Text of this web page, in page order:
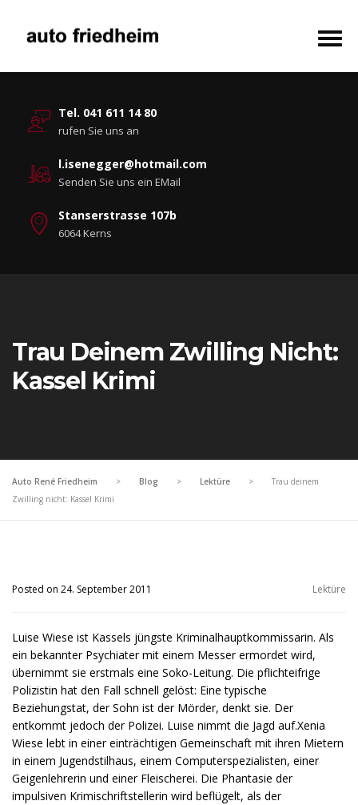
Tel. 041 611 14 80
rufen Sie uns an
l.isenegger@hotmail.com
Senden Sie uns ein EMail
Stanserstrasse 107b
6064 Kerns
Trau Deinem Zwilling Nicht:
Kassel Krimi
Auto René Friedheim > Blog > Lektüre >
Trau deinem
Zwilling nicht: Kassel Krimi
Posted on 24. September 2011 Lektüre
Luise Wiese ist Kassels jüngste Kriminalhauptkommissarin. Als
ein bekannter Psychiater mit einem Messer ermordet wird,
übernimmt sie erstmals eine Soko-Leitung. Die pflichteifrige
Polizistin hat den Fall schnell gelöst: Eine typische
Beziehungstat, der Sohn ist der Mörder, denkt sie. Der
entkommt jedoch der Polizei. Luise nimmt die Jagd auf.Xenia
Wiese lebt in einer einträchtigen Gemeinschaft mit ihren Mietern
in einem Jugendstilhaus, einem Computerspezialisten, einer
Geigenlehrerin und einer Fleischerei. Die Phantasie der
impulsiven Krimischriftstellerin wird beflügelt, als der